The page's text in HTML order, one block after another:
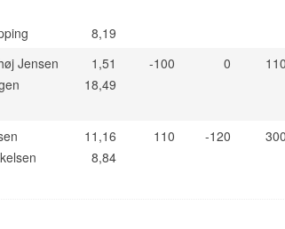
8,19
Jensen
1,51
18,49
-100 0 110
11,16
8,84
110 -120 300